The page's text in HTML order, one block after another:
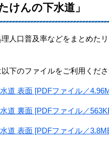
けんの下水道」
人口普及率などをまとめた
下のファイルをご利用くださ
道 表面 [PDFファイル／
道 裏面 [PDFファイル／
道 表面 [PDFファイル／